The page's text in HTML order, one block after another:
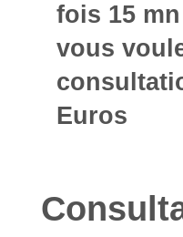
fois 15
vous
Euros